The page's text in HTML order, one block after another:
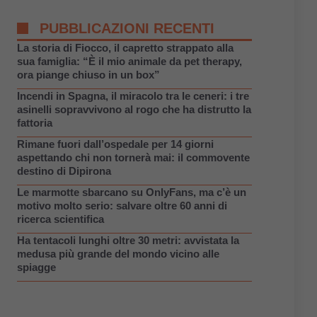
PUBBLICAZIONI RECENTI
La storia di Fiocco, il capretto strappato alla
sua famiglia: “È il mio animale da pet therapy,
ora piange chiuso in un box”
Incendi in Spagna, il miracolo tra le ceneri: i tre
asinelli sopravvivono al rogo che ha distrutto la
fattoria
Rimane fuori dall’ospedale per 14 giorni
aspettando chi non tornerà mai: il commovente
destino di Dipirona
Le marmotte sbarcano su OnlyFans, ma c’è un
motivo molto serio: salvare oltre 60 anni di
ricerca scientifica
Ha tentacoli lunghi oltre 30 metri: avvistata la
medusa più grande del mondo vicino alle
spiagge